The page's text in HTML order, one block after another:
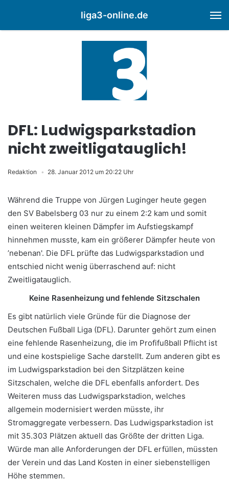
liga3-online.de
DFL: Ludwigsparkstadion
nicht zweitligatauglich!
Redaktion 28. Januar 2012 um 20:22 Uhr
Während die Truppe von Jürgen Luginger heute gegen
den SV Babelsberg 03 nur zu einem 2:2 kam und somit
einen weiteren kleinen Dämpfer im Aufstiegskampf
hinnehmen musste, kam ein größerer Dämpfer heute von
’nebenan'. Die DFL prüfte das Ludwigsparkstadion und
entschied nicht wenig überraschend auf: nicht
Zweitligatauglich.
Keine Rasenheizung und fehlende Sitzschalen
Es gibt natürlich viele Gründe für die Diagnose der
Deutschen Fußball Liga (DFL). Darunter gehört zum einen
eine fehlende Rasenheizung, die im Profifußball Pflicht ist
und eine kostspielige Sache darstellt. Zum anderen gibt es
im Ludwigsparkstadion bei den Sitzplätzen keine
Sitzschalen, welche die DFL ebenfalls anfordert. Des
Weiteren muss das Ludwigsparkstadion, welches
allgemein modernisiert werden müsste, ihr
Stromaggregate verbessern. Das Ludwigsparkstadion ist
mit 35.303 Plätzen aktuell das Größte der dritten Liga.
Würde man alle Anforderungen der DFL erfüllen, müssten
der Verein und das Land Kosten in einer siebenstelligen
Höhe stemmen.